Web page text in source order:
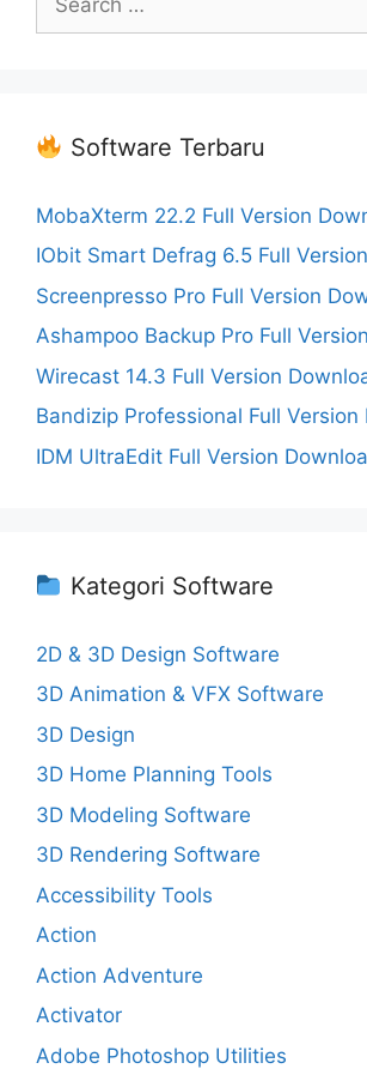
for:
Software Terbaru
MobaXterm 22.2 Full Version
IObit Smart Defrag 6.5 Full
Screenpresso Pro Full Version
Ashampoo Backup Pro Full
Wirecast 14.3 Full Version
Bandizip Professional Full Version
IDM UltraEdit Full Version
Kategori Software
2D & 3D Design Software
3D Animation & VFX Software
3D Design
3D Home Planning Tools
3D Modeling Software
3D Rendering Software
Accessibility Tools
Action
Action Adventure
Activator
Adobe Photoshop Utilities